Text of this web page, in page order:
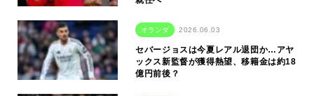
オランダ 2026.06.03
セバージョスは今夏レアル退団か…アヤ
ックス新監督が獲得熱望、移籍金は約18
億円前後？